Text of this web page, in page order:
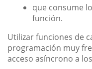
que consume
función.
Utilizar funciones de
programación muy
acceso asíncrono a